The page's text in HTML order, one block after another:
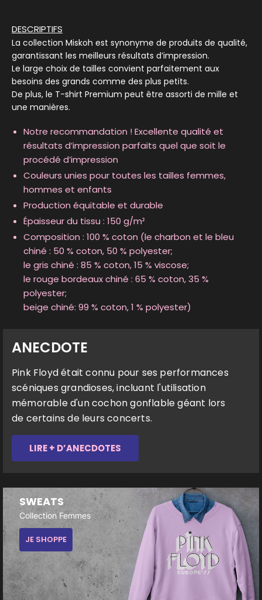
DESCRIPTIFS
La collection Miskoh est synonyme de produits de qualité,
garantissant les meilleurs résultats d’impression.
Le large choix de tailles convient parfaitement aux
besoins des grands comme des plus petits.
De plus, le T-shirt Premium peut être assorti de mille et
une manières.
Notre recommandation ! Excellente qualité et
résultats d’impression parfaits quel que soit le
procédé d’impression
Couleurs unies pour toutes les tailles femmes,
hommes et enfants
Production équitable et durable
Épaisseur du tissu : 150 g/m²
Composition : 100 % coton (le charbon et le bleu
chiné : 50 % coton, 50 % polyester;
le gris chiné : 85 % coton, 15 % viscose;
le rouge bordeaux chiné : 65 % coton, 35 %
polyester;
beige chiné: 99 % coton, 1 % polyester)
ANECDOTE
Pink Floyd était connu pour ses performances
scéniques grandioses, incluant l'utilisation
mémorable d'un cochon gonflable géant lors
de certains de leurs concerts.
LIRE + D’ANECDOTES
SWEATS
Collection Femmes
JE SHOPPE